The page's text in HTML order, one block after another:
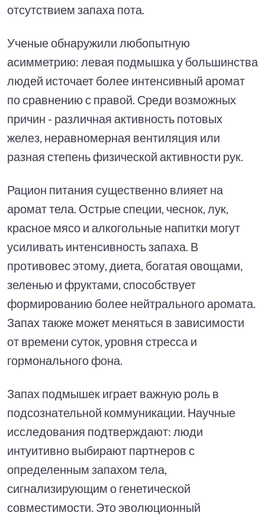
отсутствием запаха пота.
Ученые обнаружили любопытную
асимметрию: левая подмышка у большинства
людей источает более интенсивный аромат
по сравнению с правой. Среди возможных
причин - различная активность потовых
желез, неравномерная вентиляция или
разная степень физической активности рук.
Рацион питания существенно влияет на
аромат тела. Острые специи, чеснок, лук,
красное мясо и алкогольные напитки могут
усиливать интенсивность запаха. В
противовес этому, диета, богатая овощами,
зеленью и фруктами, способствует
формированию более нейтрального аромата.
Запах также может меняться в зависимости
от времени суток, уровня стресса и
гормонального фона.
Запах подмышек играет важную роль в
подсознательной коммуникации. Научные
исследования подтверждают: люди
интуитивно выбирают партнеров с
определенным запахом тела,
сигнализирующим о генетической
совместимости. Это эволюционный